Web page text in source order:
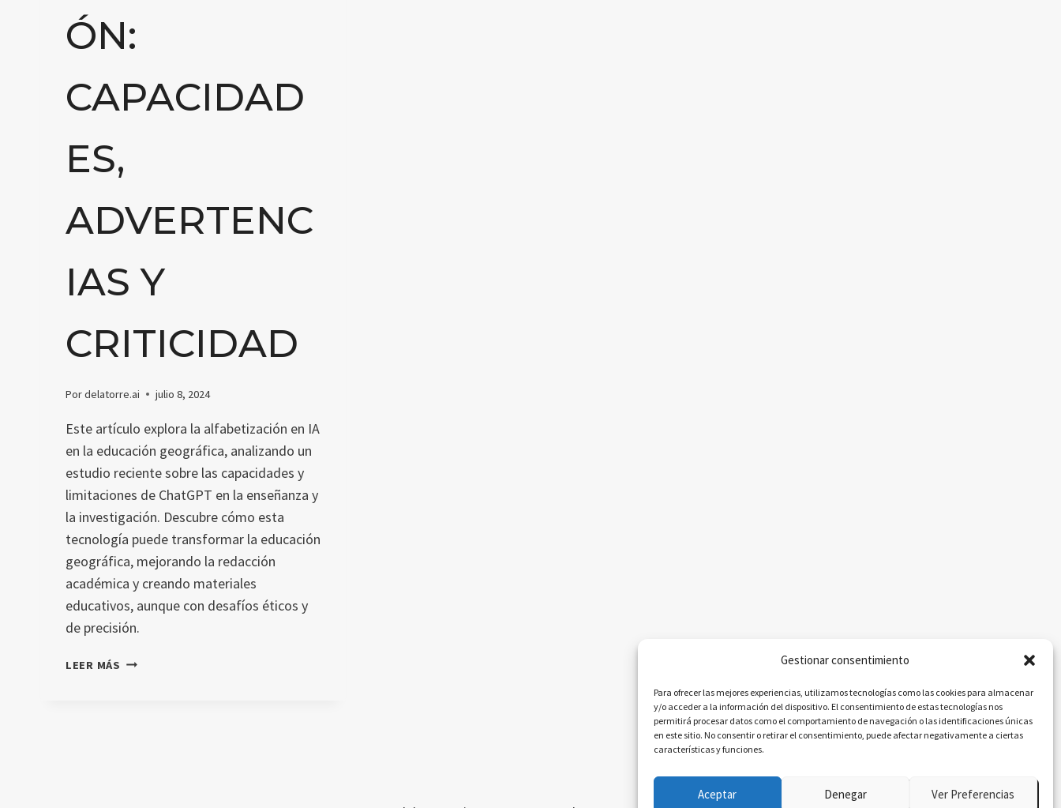
Gestionar consentimiento
Para ofrecer las mejores experiencias, utilizamos tecnologías como las cookies para almacenar
y/o acceder a la información del dispositivo. El consentimiento de estas tecnologías nos
permitirá procesar datos como el comportamiento de navegación o las identificaciones únicas
en este sitio. No consentir o retirar el consentimiento, puede afectar negativamente a ciertas
características y funciones.
Aceptar Denegar Ver Preferencias
ÓN:
CAPACIDAD
ES,
ADVERTENC
IAS Y
CRITICIDAD
Pordelatorre.ai julio 8, 2024
Este artículo explora la alfabetización en IA
en la educación geográfica, analizando un
estudio reciente sobre las capacidades y
limitaciones de ChatGPT en la enseñanza y
la investigación. Descubre cómo esta
tecnología puede transformar la educación
geográfica, mejorando la redacción
académica y creando materiales
educativos, aunque con desafíos éticos y
de precisión.
LEER MÁS ALFABETIZACIÓN